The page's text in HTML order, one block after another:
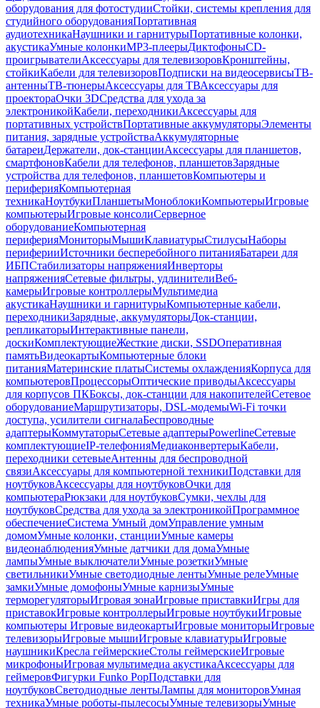
оборудования для фотостудииСтойки, системы крепления для
студийного оборудованияПортативная
аудиотехникаНаушники и гарнитурыПортативные колонки,
акустикаУмные колонкиMP3-плеерыДиктофоныCD-
проигрывателиАксессуары для телевизоровКронштейны,
стойкиКабели для телевизоровПодписки на видеосервисыТВ-
антенныТВ-тюнерыАксессуары для ТВАксессуары для
проектораОчки 3DСредства для ухода за
электроникойКабели, переходникиАксессуары для
портативных устройствПортативные аккумуляторыЭлементы
питания, зарядные устройстваАккумуляторные
батареиДержатели, док-станцииАксессуары для планшетов,
смартфоновКабели для телефонов, планшетовЗарядные
устройства для телефонов, планшетовКомпьютеры и
периферияКомпьютерная
техникаНоутбукиПланшетыМоноблокиКомпьютерыИгровые
компьютерыИгровые консолиСерверное
оборудованиеКомпьютерная
периферияМониторыМышиКлавиатурыСтилусыНаборы
периферииИсточники бесперебойного питанияБатареи для
ИБПСтабилизаторы напряженияИнверторы
напряженияСетевые фильтры, удлинителиВеб-
камерыИгровые контроллерыМультимедиа
акустикаНаушники и гарнитурыКомпьютерные кабели,
переходникиЗарядные, аккумуляторыДок-станции,
репликаторыИнтерактивные панели,
доскиКомплектующиеЖесткие диски, SSDОперативная
памятьВидеокартыКомпьютерные блоки
питанияМатеринские платыСистемы охлажденияКорпуса для
компьютеровПроцессорыОптические приводыАксессуары
для корпусов ПКБоксы, док-станции для накопителейСетевое
оборудованиеМаршрутизаторы, DSL-модемыWi-Fi точки
доступа, усилители сигналаБеспроводные
адаптерыКоммутаторыСетевые адаптерыPowerlineСетевые
комплектующиеIP-телефонияМедиаконвертерыКабели,
переходники сетевыеАнтенны для беспроводной
связиАксессуары для компьютерной техникиПодставки для
ноутбуковАксессуары для ноутбуковОчки для
компьютераРюкзаки для ноутбуковСумки, чехлы для
ноутбуковСредства для ухода за электроникойПрограммное
обеспечениеСистема Умный домУправление умным
домомУмные колонки, станцииУмные камеры
видеонаблюденияУмные датчики для домаУмные
лампыУмные выключателиУмные розеткиУмные
светильникиУмные светодиодные лентыУмные релеУмные
замкиУмные домофоныУмные карнизыУмные
терморегуляторыИгровая зонаИгровые приставкиИгры для
приставокИгровые контроллерыИгровые ноутбукиИгровые
компьютеры Игровые видеокартыИгровые мониторыИгровые
телевизорыИгровые мышиИгровые клавиатурыИгровые
наушникиКресла геймерскиеСтолы геймерскиеИгровые
микрофоныИгровая мультимедиа акустикаАксессуары для
геймеровФигурки Funko PopПодставки для
ноутбуковСветодиодные лентыЛампы для мониторовУмная
техникаУмные роботы-пылесосыУмные телевизорыУмные